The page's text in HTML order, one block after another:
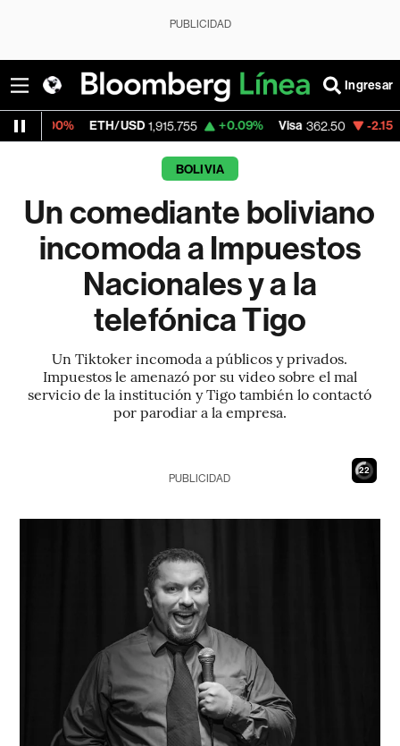
PUBLICIDAD
Ingresar
1,915.755 +0.09% Visa 362.50 -2.15% MercadoLibre
BOLIVIA
Un comediante boliviano
incomoda a Impuestos
Nacionales y a la
telefónica Tigo
Un Tiktoker incomoda a públicos y privados.
Impuestos le amenazó por su video sobre el mal
servicio de la institución y Tigo también lo contactó
por parodiar a la empresa.
20
PUBLICIDAD